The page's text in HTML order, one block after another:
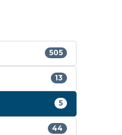
505
13
5
44